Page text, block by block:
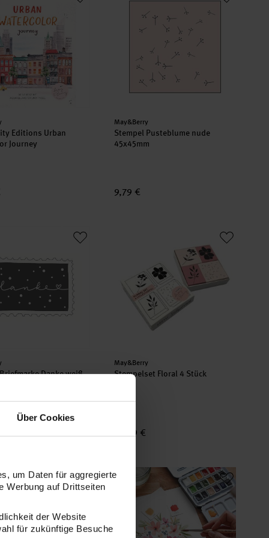
Über Cookies
um Daten für aggregierte
Werbung auf Drittseiten
der Website
für zukünftige Besuche
Editions Urban
Journey
Hersteller:
May&Berry
Stempel Pusteblume nude
45x45mm
9,79 €
Danke weiß
Hersteller:
May&Berry
Stempelset Floral 4 Stück
27,99 €
Anleitung Floral Watercoloring mit